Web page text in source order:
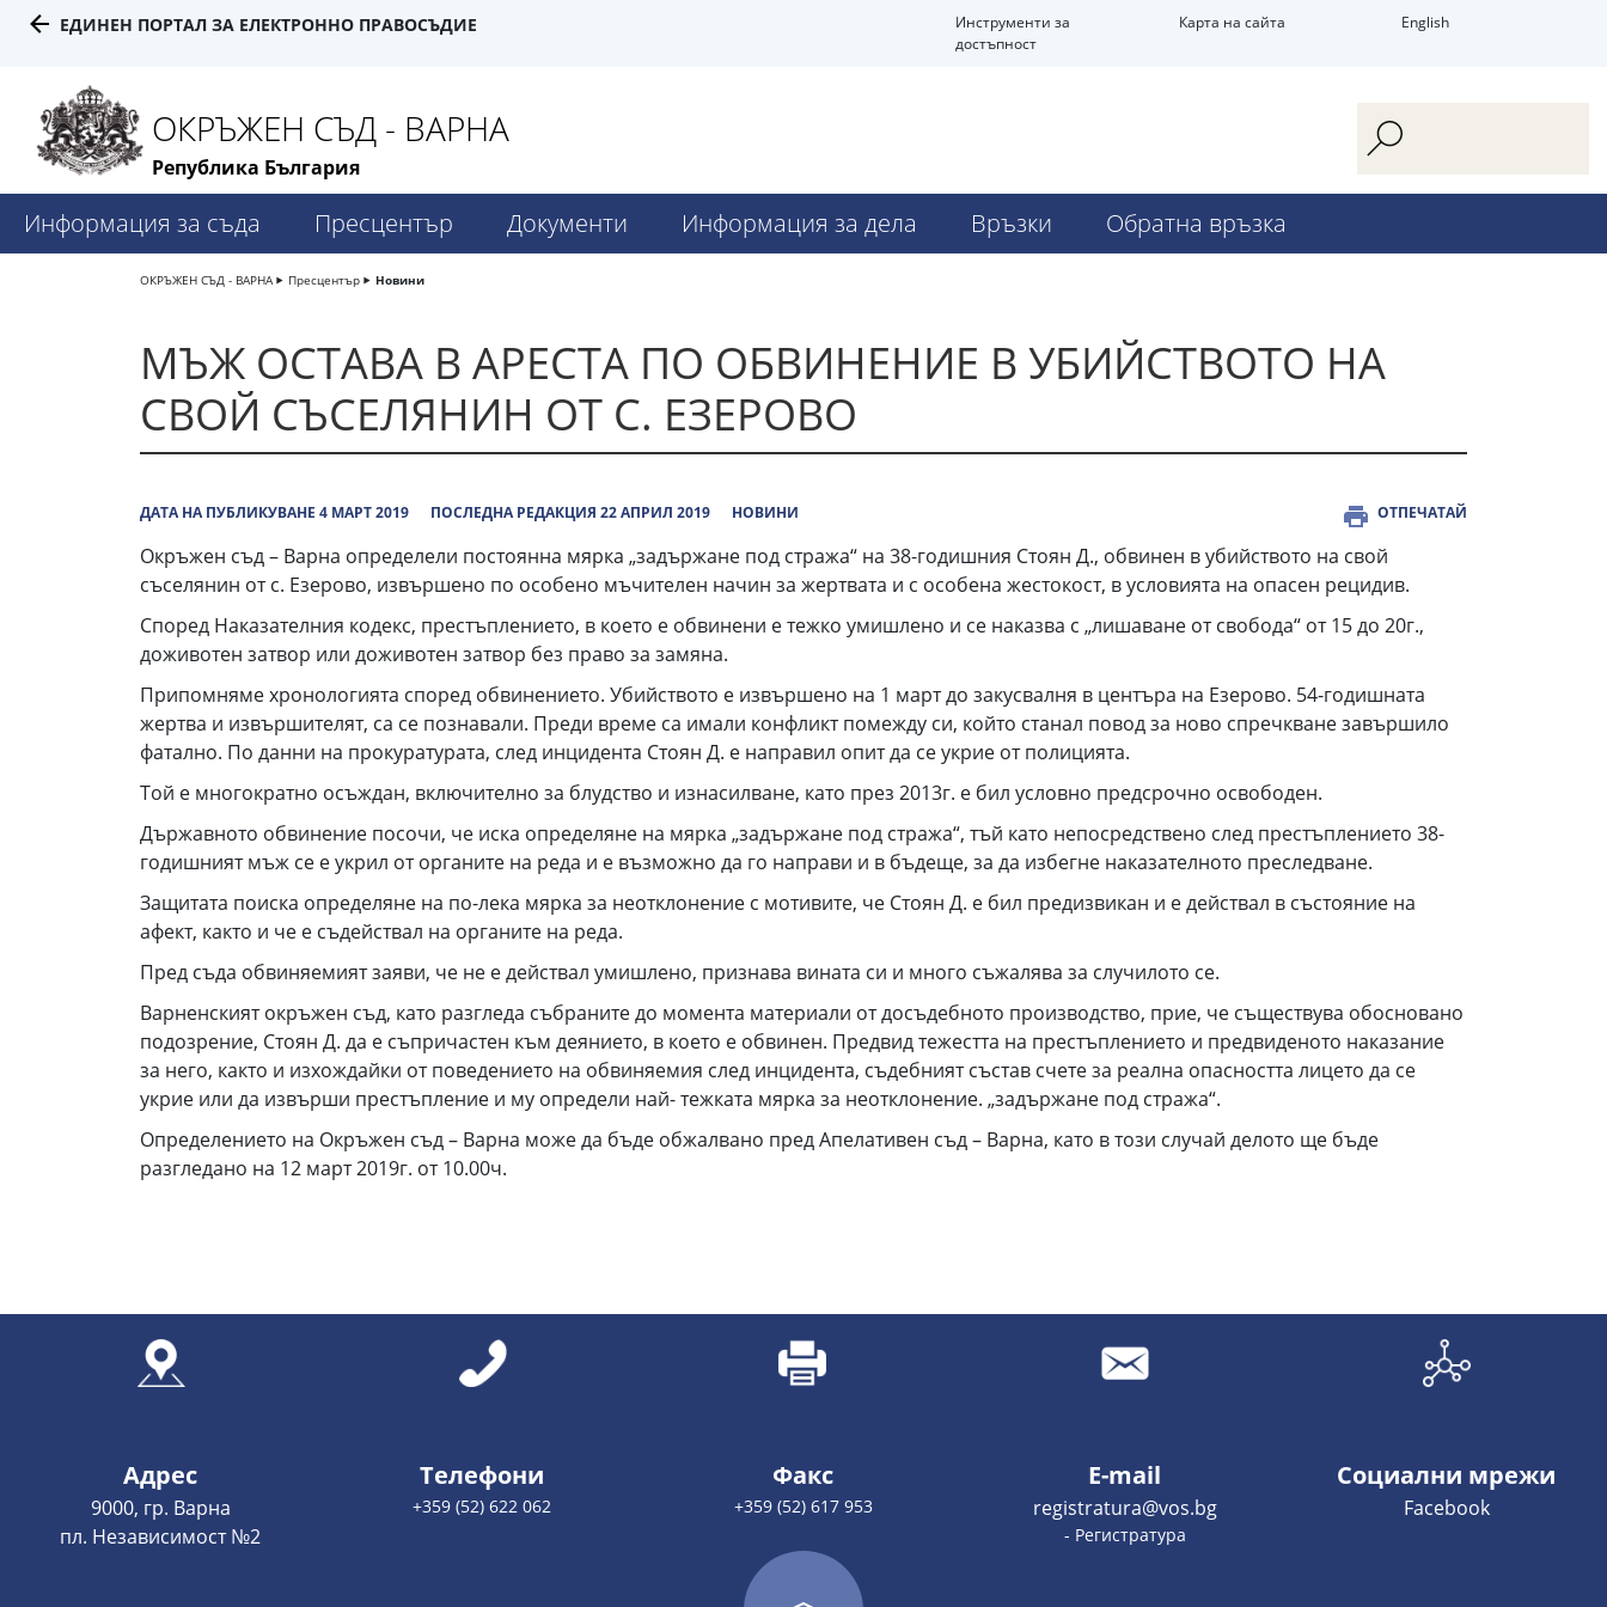
ЕДИНЕН ПОРТАЛ ЗА ЕЛЕКТРОННО ПРАВОСЪДИЕ
Инструменти за
достъпност
Карта на сайта English
ОКРЪЖЕН СЪД - ВАРНА
Република България
Информация за съда Пресцентър Документи Информация за дела Връзки Обратна връзка
ОКРЪЖЕН СЪД - ВАРНА Пресцентър Новини
МЪЖ ОСТАВА В АРЕСТА ПО ОБВИНЕНИЕ В УБИЙСТВОТО НА
СВОЙ СЪСЕЛЯНИН ОТ С. ЕЗЕРОВО
ДАТА НА ПУБЛИКУВАНЕ 4 МАРТ 2019 ПОСЛЕДНА РЕДАКЦИЯ 22 АПРИЛ 2019 НОВИНИ ОТПЕЧАТАЙ
Окръжен съд – Варна определели постоянна мярка „задържане под стража“ на 38-годишния Стоян Д., обвинен в убийството на свой
съселянин от с. Езерово, извършено по особено мъчителен начин за жертвата и с особена жестокост, в условията на опасен рецидив.
Според Наказателния кодекс, престъплението, в което е обвинени е тежко умишлено и се наказва с „лишаване от свобода“ от 15 до 20г.,
доживотен затвор или доживотен затвор без право за замяна.
Припомняме хронологията според обвинението. Убийството е извършено на 1 март до закусвалня в центъра на Езерово. 54-годишната
жертва и извършителят, са се познавали. Преди време са имали конфликт помежду си, който станал повод за ново спречкване завършило
фатално. По данни на прокуратурата, след инцидента Стоян Д. е направил опит да се укрие от полицията.
Той е многократно осъждан, включително за блудство и изнасилване, като през 2013г. е бил условно предсрочно освободен.
Държавното обвинение посочи, че иска определяне на мярка „задържане под стража“, тъй като непосредствено след престъплението 38-
годишният мъж се е укрил от органите на реда и е възможно да го направи и в бъдеще, за да избегне наказателното преследване.
Защитата поиска определяне на по-лека мярка за неотклонение с мотивите, че Стоян Д. е бил предизвикан и е действал в състояние на
афект, както и че е съдействал на органите на реда.
Пред съда обвиняемият заяви, че не е действал умишлено, признава вината си и много съжалява за случилото се.
Варненският окръжен съд, като разгледа събраните до момента материали от досъдебното производство, прие, че съществува обосновано
подозрение, Стоян Д. да е съпричастен към деянието, в което е обвинен. Предвид тежестта на престъплението и предвиденото наказание
за него, както и изхождайки от поведението на обвиняемия след инцидента, съдебният състав счете за реална опасността лицето да се
укрие или да извърши престъпление и му определи най- тежката мярка за неотклонение. „задържане под стража“.
Определението на Окръжен съд – Варна може да бъде обжалвано пред Апелативен съд – Варна, като в този случай делото ще бъде
разгледано на 12 март 2019г. от 10.00ч.
Адрес
9000, гр. Варна
пл. Независимост №2
Телефони
+359 (52) 622 062
Факс
+359 (52) 617 953
E-mail
registratura@vos.bg
- Регистратура
Социални мрежи
Facebook